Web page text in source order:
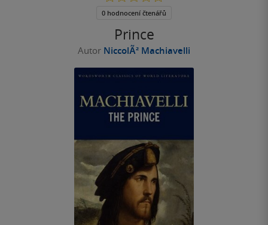
Prince
Autor NiccolÃ² Machiavelli
5
0 hodnocení čtenářů